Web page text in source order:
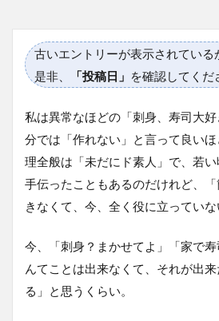
古いエントリーが表示されている
是非、
「投稿日」 を確認してくだ
私は異常なほどの「刺身、寿司大
分では「作れない」と言って良い
理全般は「未だにド素人」で、若
手伝ったこともあるのだけれど、
きなくて、今、全く役に立っていな
今、「刺身？まかせてよ」「家で
んてことは出来なくて、それが出
る」と思うくらい。